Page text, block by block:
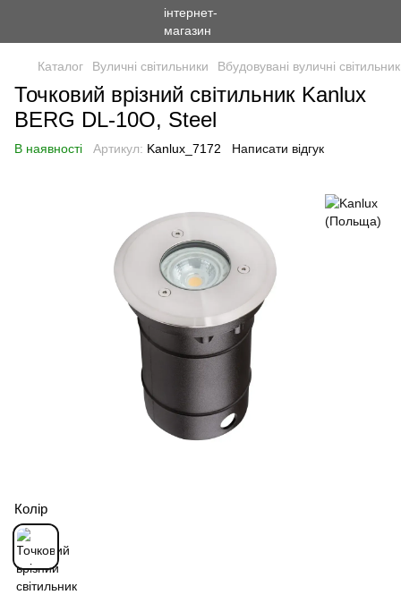
Каталог Вуличні світильники Вбудовувані вуличні
Точковий врізний світильник Kanlux
BERG DL-10O, Steel
В наявності Артикул: Kanlux_7172 Написати відгук
Колір